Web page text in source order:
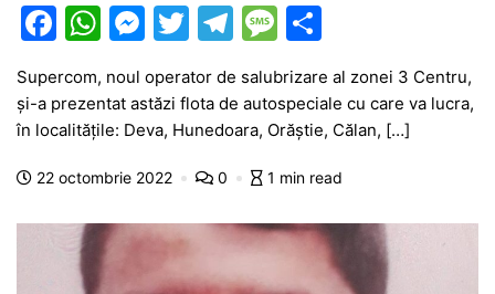
F
c
e
b
o
o
W
at
s
A
p
p
M
s
s
e
g
er
T
itt
er
T
e
gr
a
m
M
e
s
s
a
e
ta
je
a
z
ă
Supercom, noul operator de salubrizare al zonei 3 Centru,
și-a prezentat astăzi flota de autospeciale cu care va lucra,
în localitățile: Deva, Hunedoara, Orăștie, Călan, […]
22 octombrie 2022 0 1 min read